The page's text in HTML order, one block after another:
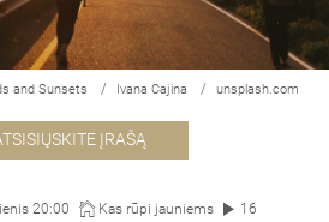
and Sunsets / Ivana Cajina / unsplash.com
ĮRAŠĄ
20:00 Kas rūpi jauniems 16